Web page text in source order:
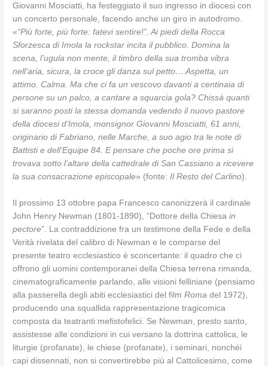
Giovanni Mosciatti, ha festeggiato il suo ingresso in diocesi con
un concerto personale, facendo anche un giro in autodromo.
«“Più forte, più forte: fatevi sentire!”. Ai piedi della Rocca
Sforzesca di Imola la rockstar incita il pubblico. Domina la
scena, l’ugula non mente, il timbro della sua tromba vibra
nell’aria, sicura, la croce gli danza sul petto… Aspetta, un
attimo. Calma. Ma che ci fa un vescovo davanti a centinaia di
persone su un palco, a cantare a squarcia gola? Chissà quanti
si saranno posti la stessa domanda vedendo il nuovo pastore
della diocesi d’Imola, monsignor Giovanni Mosciatti, 61 anni,
originario di Fabriano, nelle Marche, a suo agio tra le note di
Battisti e dell’Equipe 84. E pensare che poche ore prima si
trovava sotto l’altare della cattedrale di San Cassiano a ricevere
la sua consacrazione episcopale» (fonte: Il Resto del Carlino).
Il prossimo 13 ottobre papa Francesco canonizzerà il cardinale
John Henry Newman (1801-1890), “Dottore della Chiesa in
pectore”. La contraddizione fra un testimone della Fede e della
Verità rivelata del calibro di Newman e le comparse del
presente teatro ecclesiastico è sconcertante: il quadro che ci
offrono gli uomini contemporanei della Chiesa terrena rimanda,
cinematograficamente parlando, alle visioni felliniane (pensiamo
alla passerella degli abiti ecclesiastici del filmRoma del 1972),
producendo una squallida rappresentazione tragicomica
composta da teatranti mefistofelici. Se Newman, presto santo,
assistesse alle condizioni in cui versano la dottrina cattolica, le
liturgie (profanate), le chiese (profanate), i seminari, nonchéi
capi dissennati, non si convertirebbe più al Cattolicesimo, come